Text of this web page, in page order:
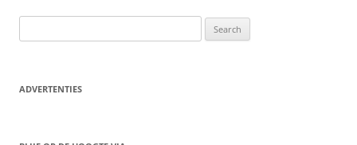
for:
ADVERTENTIES